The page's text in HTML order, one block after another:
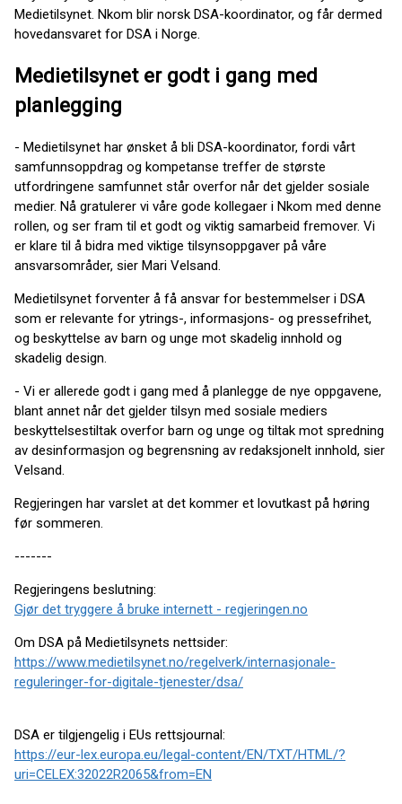
Medietilsynet. Nkom blir norsk DSA-koordinator, og får dermed
hovedansvaret for DSA i Norge.
Medietilsynet er godt i gang med
planlegging
- Medietilsynet har ønsket å bli DSA-koordinator, fordi vårt
samfunnsoppdrag og kompetanse treffer de største
utfordringene samfunnet står overfor når det gjelder sosiale
medier. Nå gratulerer vi våre gode kollegaer i Nkom med denne
rollen, og ser fram til et godt og viktig samarbeid fremover. Vi
er klare til å bidra med viktige tilsynsoppgaver på våre
ansvarsområder, sier Mari Velsand.
Medietilsynet forventer å få ansvar for bestemmelser i DSA
som er relevante for ytrings-, informasjons- og pressefrihet,
og beskyttelse av barn og unge mot skadelig innhold og
skadelig design.
- Vi er allerede godt i gang med å planlegge de nye oppgavene,
blant annet når det gjelder tilsyn med sosiale mediers
beskyttelsestiltak overfor barn og unge og tiltak mot spredning
av desinformasjon og begrensning av redaksjonelt innhold, sier
Velsand.
Regjeringen har varslet at det kommer et lovutkast på høring
før sommeren.
-------
Regjeringens beslutning:
Gjør det tryggere å bruke internett - regjeringen.no
Om DSA på Medietilsynets nettsider:
https://www.medietilsynet.no/regelverk/internasjonale-
reguleringer-for-digitale-tjenester/dsa/
DSA er tilgjengelig i EUs rettsjournal:
https://eur-lex.europa.eu/legal-content/EN/TXT/HTML/?
uri=CELEX:32022R2065&from=EN